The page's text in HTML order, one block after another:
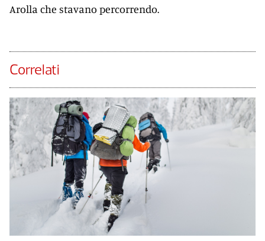
Arolla che stavano percorrendo.
Correlati